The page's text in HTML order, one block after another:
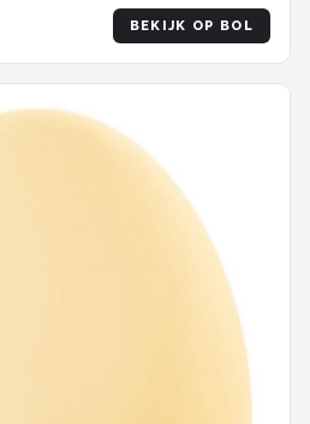
BEKIJK OP BOL